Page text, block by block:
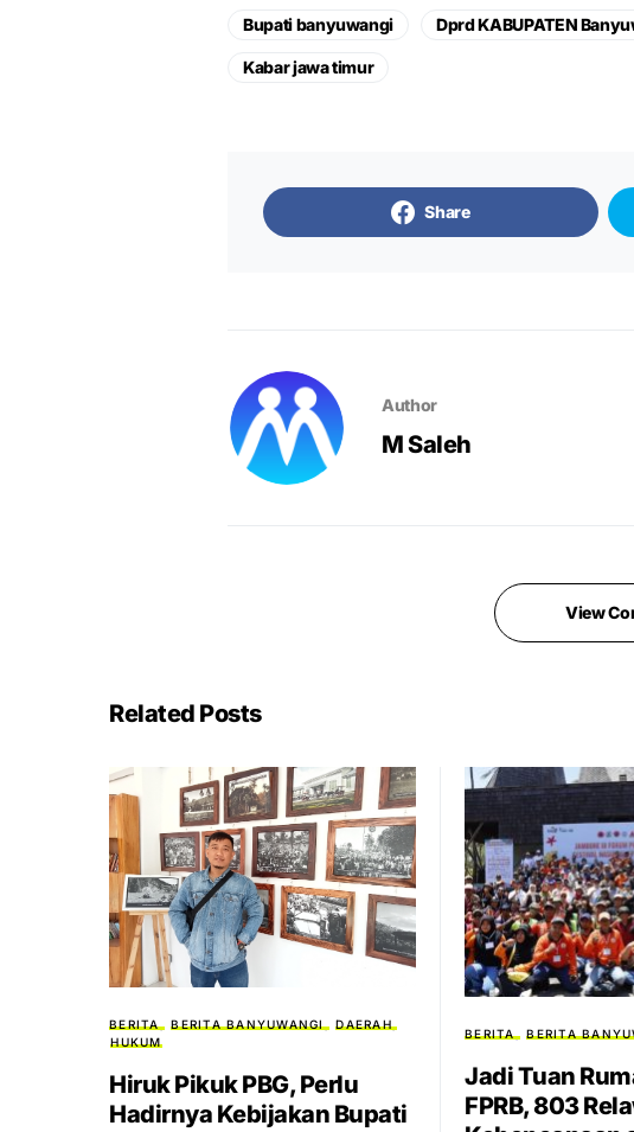
Bupati banyuwangi Dprd KABUPATEN
Kabar jawa timur
Share
Author
M Saleh
View
Related Posts
BERITA BERITA BANYUWANGI
DAERAH
HUKUM
Hiruk Pikuk PBG, Perlu
Hadirnya Kebijakan Bupati
BERITA BERITA
Jadi Tuan
FPRB, 803